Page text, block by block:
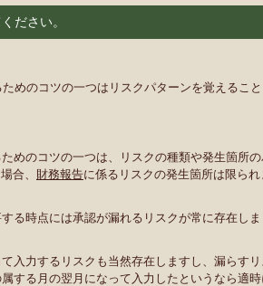
ださい。
めのコツの一つはリスクパターンを覚えること
めのコツの一つは、リスクの種類や発生箇所
合、 財務報告に係るリスクの発生箇所は限られ
る時点には承認が漏れるリスクが常に存在しま
入力するリスクも当然存在しますし、漏らすリ
する月の翌月になって入力したというなら適時